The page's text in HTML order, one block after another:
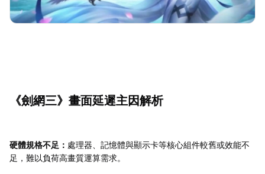
《劍網三》畫面延遲主因解析
硬體規格不足： 處理器、記憶體與顯示卡等核心組件較舊或效能不
足，難以負荷高畫質運算需求。